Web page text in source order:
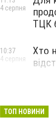
ТЦК
4 серпня
Хто
10:37
4 серпня
ТОП НОВИНИ